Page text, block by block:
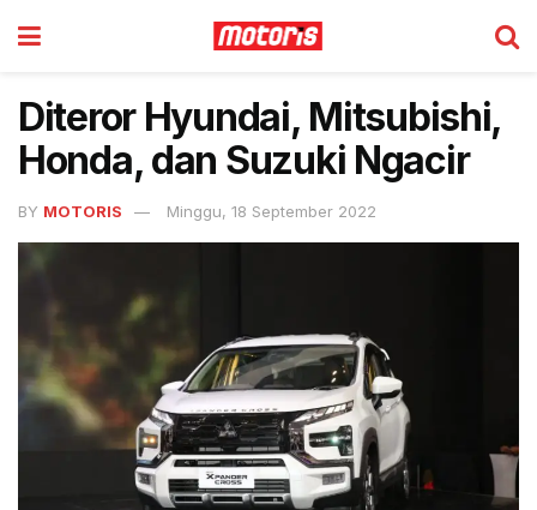
Diteror Hyundai, Mitsubishi,
Honda, dan Suzuki Ngacir
BY MOTORIS Minggu, 18 September 2022